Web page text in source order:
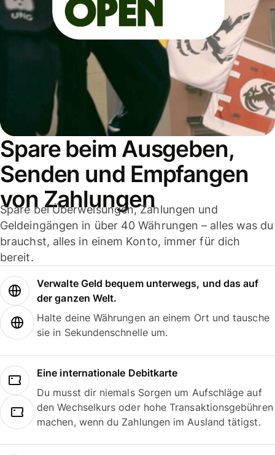
Spare beim Ausgeben,
Senden und Empfangen
von Zahlungen
Spare bei Überweisungen, Zahlungen und
Geldeingängen in über 40 Währungen – alles was du
brauchst, alles in einem Konto, immer für dich
bereit.
Verwalte Geld bequem unterwegs, und das auf
der ganzen Welt.
Halte deine Währungen an einem Ort und tausche
sie in Sekundenschnelle um.
Eine internationale Debitkarte
Du musst dir niemals Sorgen um Aufschläge auf
den Wechselkurs oder hohe Transaktionsgebühren
machen, wenn du Zahlungen im Ausland tätigst.